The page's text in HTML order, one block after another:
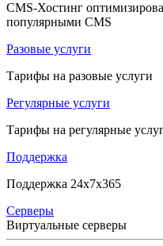
CMS-Хостинг
популярными CMS
Разовые услуги
Тарифы на разовые услуги
Регулярные услуги
Тарифы на регулярные
Поддержка
Поддержка 24x7x365
Серверы
Виртуальные серверы